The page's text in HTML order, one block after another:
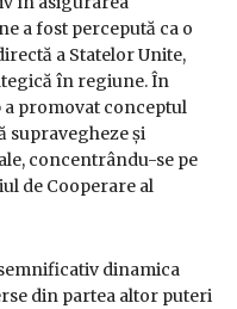
a fost percepută ca o
a Statelor Unite,
în regiune. În
promovat conceptul
supravegheze și
concentrându-se pe
de Cooperare al
dinamica
din partea altor puteri